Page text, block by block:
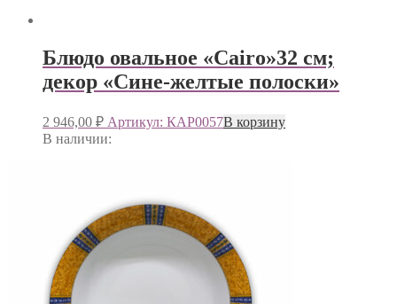
Блюдо овальное «Cairo»32 см;
декор «Сине-желтые полоски»
2 946,00 ₽ Артикул: КАР0057В корзину
В наличии: